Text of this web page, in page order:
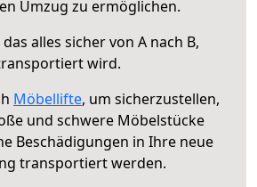
Umzug zu ermöglichen.
alles sicher von A nach B,
wird.
Möbellifte, um sicherzustellen,
und schwere Möbelstücke
Beschädigungen in Ihre neue
transportiert werden.